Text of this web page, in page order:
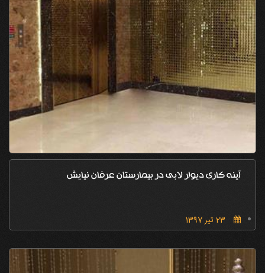
آینه کاری دیوار لابی در بیمارستان عرفان نیایش